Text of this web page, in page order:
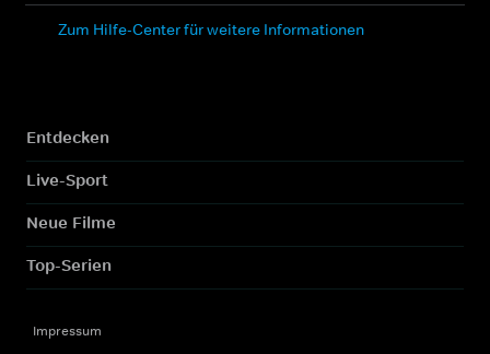
Zum Hilfe-Center für weitere Informationen
Entdecken
Live-Sport
Neue Filme
Top-Serien
Impressum